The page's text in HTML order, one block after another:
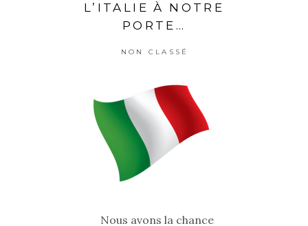
L’ITALIE À NOTRE
PORTE…
NON CLASSÉ
Nous avons la chance